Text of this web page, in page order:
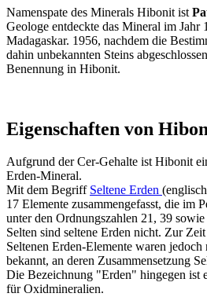
Namenspate des Minerals Hibonit ist
Geologe entdeckte das Mineral im Jahr
Madagaskar. 1956, nachdem die
dahin unbekannten Steins
Benennung in Hibonit.
Eigenschaften von
Aufgrund der Cer-Gehalte ist Hibonit
Erden-Mineral.
Mit dem Begriff Seltene Erden
17 Elemente zusammengefasst, die im
unter den Ordnungszahlen 21, 39
Selten sind seltene Erden nicht. Zur
Seltenen Erden-Elemente waren
bekannt, an deren Zusammensetzung
Die Bezeichnung "Erden" hingegen ist
für Oxidmineralien.